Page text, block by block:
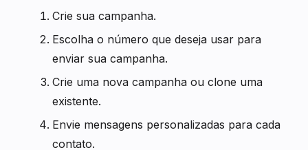
Crie sua campanha.
Escolha o número que deseja usar para
enviar sua campanha.
Crie uma nova campanha ou clone uma
existente.
Envie mensagens personalizadas para cada
contato.